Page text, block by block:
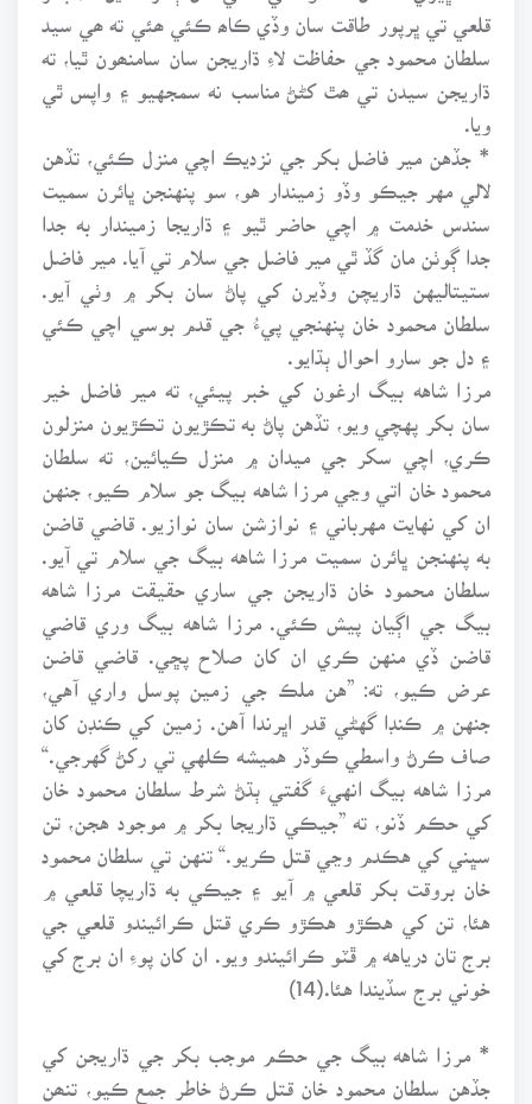
قلعي تي ڀرپور طاقت سان وڏي ڪاھ ڪئي ھئي ته ھي سيد
سلطان محمود جي حفاظت لاءِ ڌاريجن سان سامنھون ٿيا، ته
ڌاريجن سيدن تي ھٿ کڻڻ مناسب نه سمجهيو ۽ واپس ٿي
ويا.
* جڏهن مير فاضل بکر جي نزديڪ اچي منزل ڪئي، تڏهن
لالي مهر جيڪو وڏو زميندار هو، سو پنهنجن ڀائرن سميت
سندس خدمت ۾ اچي حاضر ٿيو ۽ ڌاريجا زميندار به جدا
جدا ڳوٺن مان گڏ ٿي مير فاضل جي سلام تي آيا. مير فاضل
ستيتاليهن ڌاريچن وڏيرن کي پاڻ سان بکر ۾ وٺي آيو.
سلطان محمود خان پنهنجي پيءُ جي قدم بوسي اچي ڪئي
۽ دل جو سارو احوال ٻڌايو.
مرزا شاهه بيگ ارغون کي خبر پيئي، ته مير فاضل خير
سان بکر پهچي ويو، تڏهن پاڻ به تڪڙيون تڪڙيون منزلون
ڪري، اچي سکر جي ميدان ۾ منزل ڪيائين، ته سلطان
محمود خان اتي وڃي مرزا شاهه بيگ جو سلام ڪيو، جنهن
ان کي نهايت مهرباني ۽ نوازشن سان نوازيو. قاضي قاضن
به پنهنجن ڀائرن سميت مرزا شاهه بيگ جي سلام تي آيو.
سلطان محمود خان ڌاريجن جي ساري حقيقت مرزا شاهه
بيگ جي اڳيان پيش ڪئي. مرزا شاهه بيگ وري قاضي
قاضن ڏي منهن ڪري ان کان صلاح پڇي. قاضي قاضن
عرض ڪيو، ته: ”هن ملڪ جي زمين پوسل واري آهي،
جنهن ۾ ڪنڊا گهڻي قدر اڀرندا آهن. زمين کي ڪنڊن کان
صاف ڪرڻ واسطي ڪوڏر هميشه ڪلهي تي رکڻ گهرجي.“
مرزا شاهه بيگ انهيءَ گفتي ٻڌڻ شرط سلطان محمود خان
کي حڪم ڏنو، ته ”جيڪي ڌاريجا بکر ۾ موجود هجن، تن
سڀني کي هڪدم وڃي قتل ڪريو.“ تنهن تي سلطان محمود
خان بروقت بکر قلعي ۾ آيو ۽ جيڪي به ڌاريچا قلعي ۾
هئا، تن کي هڪڙو هڪڙو ڪري قتل ڪرائيندو قلعي جي
برج تان درياهه ۾ ڦٽو ڪرائيندو ويو. ان کان پوءِ ان برج کي
خوني برج سڏيندا هئا.(14)
* مرزا شاهه بيگ جي حڪم موجب بکر جي ڌاريجن کي
جڏهن سلطان محمود خان قتل ڪرڻ خاطر جمع ڪيو، تنھن